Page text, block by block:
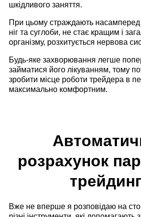
шкідливого заняття.
При цьому страждають насамперед
ніг та суглоби, не стає кращим і
організму, розхитується нервова
Будь-яке захворювання легше
займатися його лікуванням, тому
зробити місце роботи трейдера в
максимально комфортним.
розрахунок
Вже не вперше я розповідаю на